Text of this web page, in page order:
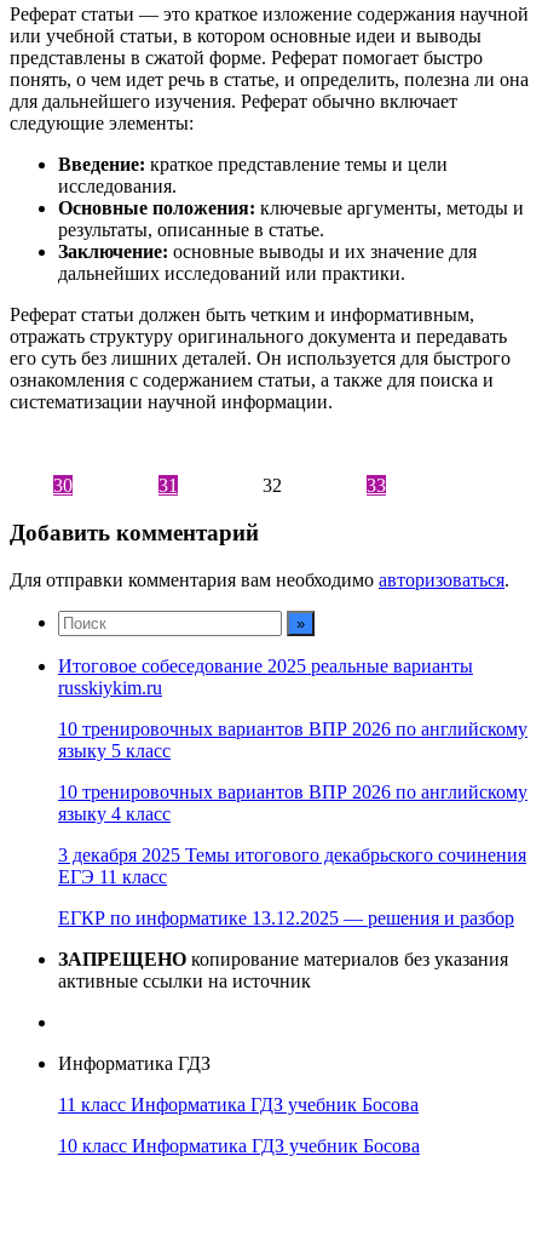
Реферат статьи — это краткое изложение содержания научной
или учебной статьи, в котором основные идеи и выводы
представлены в сжатой форме. Реферат помогает быстро
понять, о чем идет речь в статье, и определить, полезна ли она
для дальнейшего изучения. Реферат обычно включает
следующие элементы:
Введение: краткое представление темы и цели
исследования.
Основные положения: ключевые аргументы, методы и
результаты, описанные в статье.
Заключение: основные выводы и их значение для
дальнейших исследований или практики.
Реферат статьи должен быть четким и информативным,
отражать структуру оригинального документа и передавать
его суть без лишних деталей. Он используется для быстрого
ознакомления с содержанием статьи, а также для поиска и
систематизации научной информации.
30 31 32 33
Добавить комментарий
Для отправки комментария вам необходимо авторизоваться.
Итоговое собеседование 2025 реальные варианты
russkiykim.ru
10 тренировочных вариантов ВПР 2026 по английскому
языку 5 класс
10 тренировочных вариантов ВПР 2026 по английскому
языку 4 класс
3 декабря 2025 Темы итогового декабрьского сочинения
ЕГЭ 11 класс
ЕГКР по информатике 13.12.2025 — решения и разбор
ЗАПРЕЩЕНО копирование материалов без указания
активные ссылки на источник
Информатика ГДЗ
11 класс Информатика ГДЗ учебник Босова
10 класс Информатика ГДЗ учебник Босова